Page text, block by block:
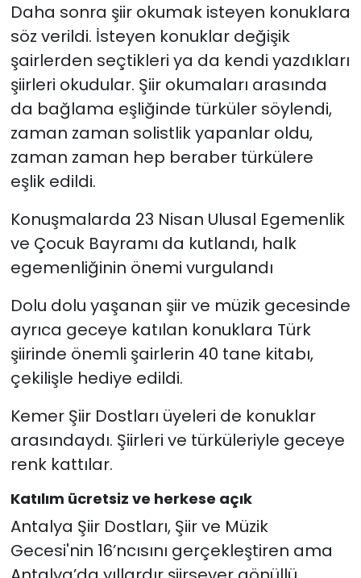
Daha sonra şiir okumak isteyen konuklara
söz verildi. İsteyen konuklar değişik
şairlerden seçtikleri ya da kendi yazdıkları
şiirleri okudular. Şiir okumaları arasında
da bağlama eşliğinde türküler söylendi,
zaman zaman solistlik yapanlar oldu,
zaman zaman hep beraber türkülere
eşlik edildi.
Konuşmalarda 23 Nisan Ulusal Egemenlik
ve Çocuk Bayramı da kutlandı, halk
egemenliğinin önemi vurgulandı
Dolu dolu yaşanan şiir ve müzik gecesinde
ayrıca geceye katılan konuklara Türk
şiirinde önemli şairlerin 40 tane kitabı,
çekilişle hediye edildi.
Kemer Şiir Dostları üyeleri de konuklar
arasındaydı. Şiirleri ve türküleriyle geceye
renk kattılar.
Katılım ücretsiz ve herkese açık
Antalya Şiir Dostları, Şiir ve Müzik
Gecesi'nin 16’ncısını gerçekleştiren ama